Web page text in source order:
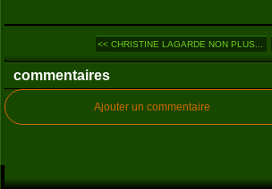
<< CHRISTINE LAGARDE NON PLUS...
commentaires
Ajouter un commentaire